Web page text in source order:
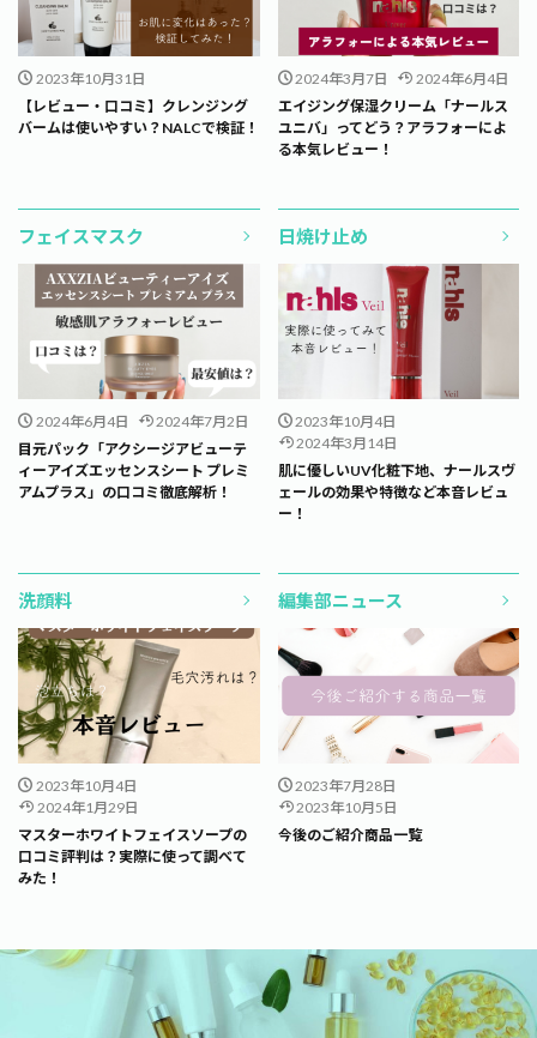
2023年10月31日
【レビュー・口コミ】クレンジング
バームは使いやすい？NALCで検証！
2024年3月7日
2024年6月4日
エイジング保湿クリーム「ナールス
ユニバ」ってどう？アラフォーによ
る本気レビュー！
フェイスマスク
2024年6月4日
2024年7月2日
目元パック「アクシージアビューテ
ィーアイズエッセンスシート プレミ
アムプラス」の口コミ徹底解析！
日焼け止め
2023年10月4日
2024年3月14日
肌に優しいUV化粧下地、ナールスヴ
ェールの効果や特徴など本音レビュ
ー！
洗顔料
2023年10月4日
2024年1月29日
マスターホワイトフェイスソープの
口コミ評判は？実際に使って調べて
みた！
編集部ニュース
2023年7月28日
2023年10月5日
今後のご紹介商品一覧